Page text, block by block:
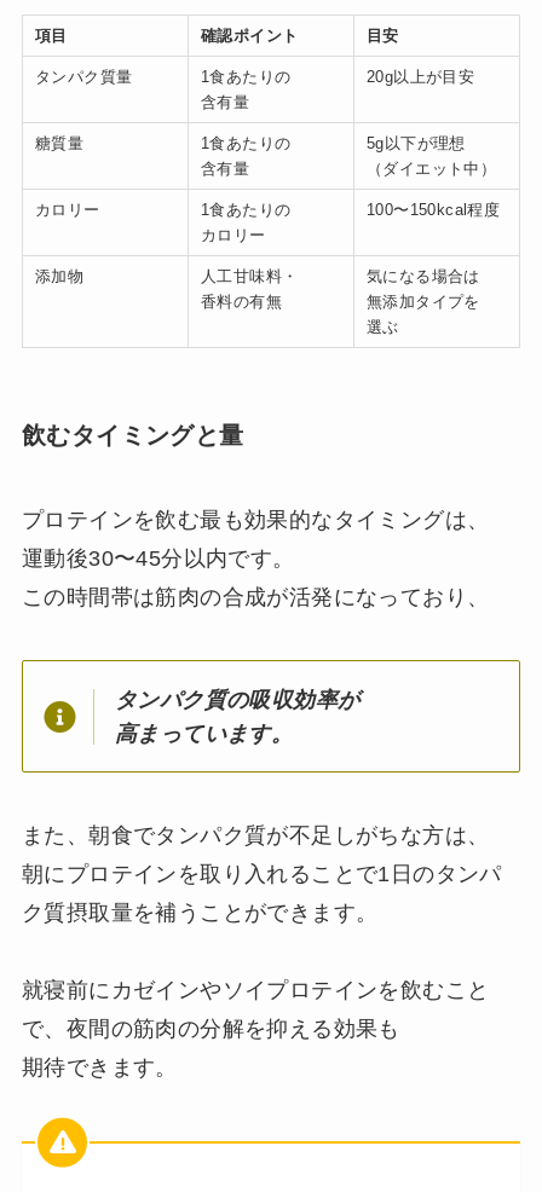
項目 確認ポイント 目安
タンパク質量
1食あたりの
含有量
20g以上が目安
糖質量
1食あたりの
含有量
5g以下が理想
（ダイエット中）
カロリー
1食あたりの
カロリー
100〜150kcal程度
添加物
人工甘味料・
香料の有無
気になる場合は
無添加タイプを
選ぶ
飲むタイミングと量
プロテインを飲む最も効果的なタイミングは、
運動後30〜45分以内です。
この時間帯は筋肉の合成が活発になっており、
タンパク質の吸収効率が
高まっています。
また、朝食でタンパク質が不足しがちな方は、
朝にプロテインを取り入れることで1日のタンパ
ク質摂取量を補うことができます。
就寝前にカゼインやソイプロテインを飲むこと
で、夜間の筋肉の分解を抑える効果も
期待できます。